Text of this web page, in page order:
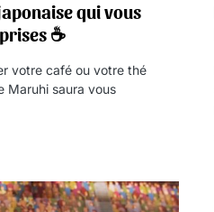
qui vous
☕
votre café ou votre thé
Maruhi saura vous